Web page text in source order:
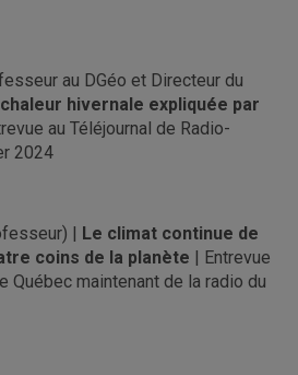
au DGéo et Directeur du
hivernale expliquée par
au Téléjournal de Radio-
2024
| Le climat continue de
coins de la planète | Entrevue
Québec maintenant de la radio du